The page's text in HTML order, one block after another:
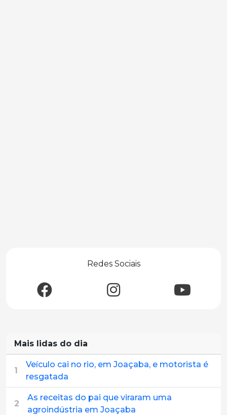
Redes Sociais
Mais lidas do dia
1
Veículo cai no rio, em Joaçaba, e motorista é
resgatada
2
As receitas do pai que viraram uma
agroindústria em Joaçaba